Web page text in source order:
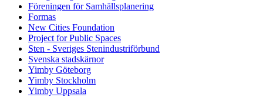
Föreningen för Samhällsplanering
Formas
New Cities Foundation
Project for Public Spaces
Sten - Sveriges Stenindustriförbund
Svenska stadskärnor
Yimby Göteborg
Yimby Stockholm
Yimby Uppsala